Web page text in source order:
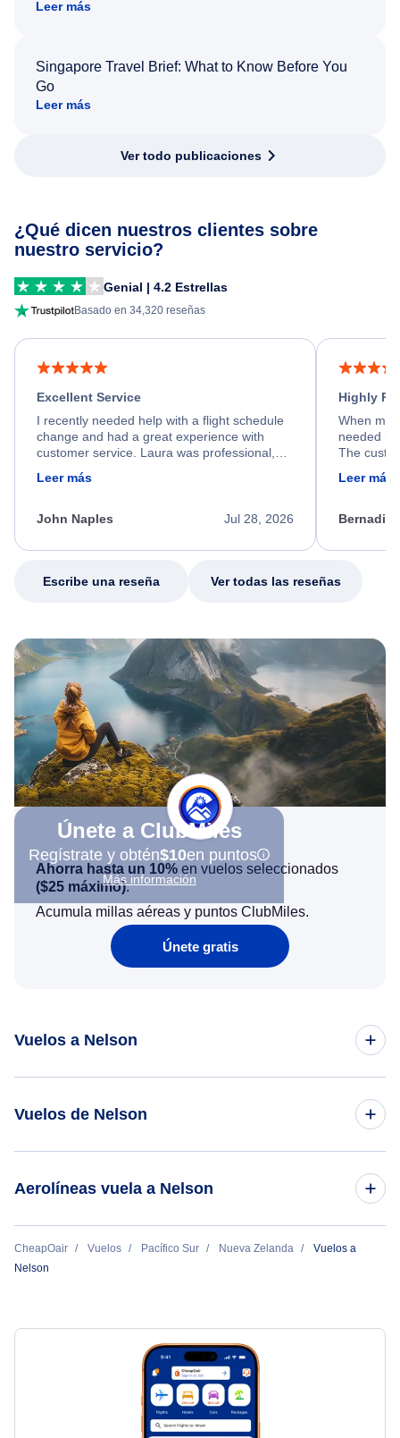
Leer más
Singapore Travel Brief: What to Know Before You
Go
Leer más
Ver todo publicaciones
¿Qué dicen nuestros clientes sobre
nuestro servicio?
Genial | 4.2 Estrellas
Basado en 34,320 reseñas
Excellent Service
I recently needed help with a flight schedule
change and had a great experience with
customer service. Laura was professional,
friendly, and very helpful throughout the
process. She quickly found a solution and
appreciate her excellent service.
Leer más
Jul 28, 2026
John Naples
Highly
When my
needed
The
calm,
my issue.
Leer más
Escribe una reseña Ver todas las reseñas
Únete a ClubMiles
Regístrate y obtén$10en puntos
Más información
Ahorra hasta un 10% en vuelos seleccionados
($25 máximo).
Acumula millas aéreas y puntos ClubMiles.
Únete gratis
Vuelos a Nelson
Vuelos de Nelson
Aerolíneas vuela a Nelson
Air New Zealand
CheapOair Vuelos Pacífico Sur Nueva Zelanda
Vuelos a
Nelson